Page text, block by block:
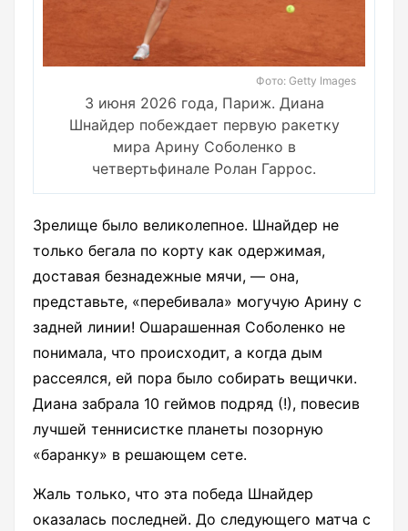
Фото: Getty Images
3 июня 2026 года, Париж. Диана
Шнайдер побеждает первую ракетку
мира Арину Соболенко в
четвертьфинале Ролан Гаррос.
Зрелище было великолепное. Шнайдер не
только бегала по корту как одержимая,
доставая безнадежные мячи, — она,
представьте, «перебивала» могучую Арину с
задней линии! Ошарашенная Соболенко не
понимала, что происходит, а когда дым
рассеялся, ей пора было собирать вещички.
Диана забрала 10 геймов подряд (!), повесив
лучшей теннисистке планеты позорную
«баранку» в решающем сете.
Жаль только, что эта победа Шнайдер
оказалась последней. До следующего матча с